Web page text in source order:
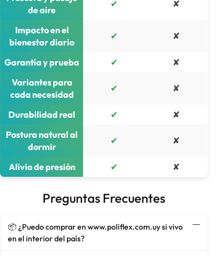
de aire
✔ ✘
Impacto en el
bienestar diario
✔ ✘
Garantía y prueba ✔
✘
Variantes para
cada necesidad
✔ ✘
Durabilidad real ✔
✘
Postura natural al
dormir
✔ ✘
Alivio de presión ✔ ✘
Preguntas Frecuentes
📦 ¿Puedo comprar en www.poliflex.com.uy si vivo
en el interior del país?